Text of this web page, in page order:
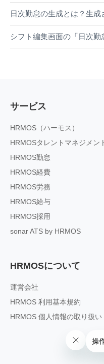
日次勤怠の生成とは？生成
シフト編集画面の「日次勤
サービス
HRMOS（ハーモス）
HRMOSタレントマネジメン
HRMOS勤怠
HRMOS経費
HRMOS労務
HRMOS給与
HRMOS採用
sonar ATS by HRMOS
HRMOSについて
運営会社
HRMOS 利用基本規約
HRMOS 個人情報の取り扱い